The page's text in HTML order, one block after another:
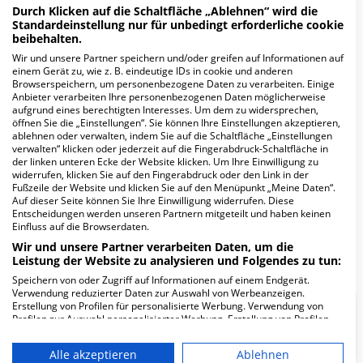
MEHR ERFAHREN
Anzeige
Fachabteilungen
Fachabteilung suchen:
PSO Wegscheid
Durch Klicken auf die Schaltfläche „Ablehnen“ wird die
Standardeinstellung nur für unbedingt erforderliche cookie
beibehalten.
Wir und unsere Partner speichern und/oder greifen auf Informationen auf
einem Gerät zu, wie z. B. eindeutige IDs in cookie und anderen
Browserspeichern, um personenbezogene Daten zu verarbeiten. Einige
Anbieter verarbeiten Ihre personenbezogenen Daten möglicherweise
aufgrund eines berechtigten Interesses. Um dem zu widersprechen,
öffnen Sie die „Einstellungen“. Sie können Ihre Einstellungen akzeptieren,
ablehnen oder verwalten, indem Sie auf die Schaltfläche „Einstellungen
verwalten“ klicken oder jederzeit auf die Fingerabdruck-Schaltfläche in
der linken unteren Ecke der Website klicken. Um Ihre Einwilligung zu
widerrufen, klicken Sie auf den Fingerabdruck oder den Link in der
Fußzeile der Website und klicken Sie auf den Menüpunkt „Meine Daten“.
Auf dieser Seite können Sie Ihre Einwilligung widerrufen. Diese
Entscheidungen werden unseren Partnern mitgeteilt und haben keinen
Einfluss auf die Browserdaten.
Wir und unsere Partner verarbeiten Daten, um die
Leistung der Website zu analysieren und Folgendes zu tun:
Speichern von oder Zugriff auf Informationen auf einem Endgerät.
Verwendung reduzierter Daten zur Auswahl von Werbeanzeigen.
Erstellung von Profilen für personalisierte Werbung. Verwendung von
Profilen zur Auswahl personalisierter Werbung. Erstellung von Profilen
personalisierter Inhalte. Messung der Werbeleistung. Messung der
Performance von Inhalten. Analyse von Zielgruppen durch Statistiken
Alle akzeptieren
Ablehnen